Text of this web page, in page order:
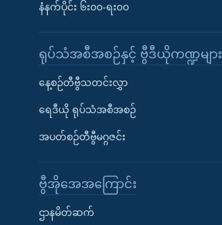
နံနက်ပိုင်း ၆း၀၀-ရး၀၀
ရုပ်သံအစီအစဉ်နှင့် ဗွီဒီယိုကဏ္ဍများ
နေ့စဉ်တီဗွီသတင်းလွှာ
ရေဒီယို ရုပ်သံအစီအစဉ်
အပတ်စဉ်တီဗွီမဂ္ဂဇင်း
ဗွီအိုအေအကြောင်း
ဌာနမိတ်ဆက်